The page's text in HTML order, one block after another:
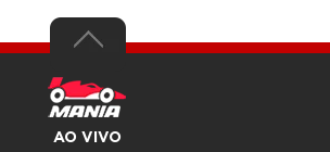
AO VIVO